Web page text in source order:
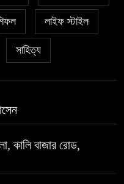
লাইফ স্টাইল
সাহিত্য
কালি বাজার রোড,